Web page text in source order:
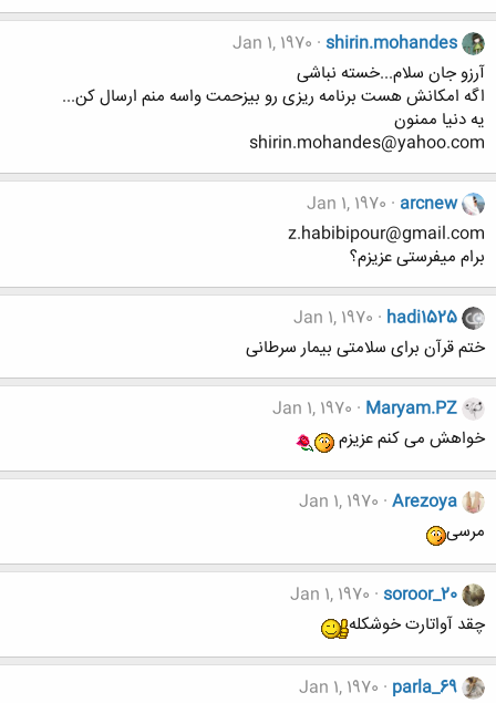
shirin.mohandes
Jan 1, 1970
آرزو جان سلام...خسته نباشی
اگه امکانش هست برنامه ریزی رو بیزحمت واسه منم ارسال کن...
یه دنیا ممنون
shirin.mohandes@yahoo.com
arcnew
Jan 1, 1970
z.habibipour@gmail.com
برام میفرستی عزیزم؟
hadi1525
Jan 1, 1970
ختم قرآن برای سلامتی بیمار سرطانی
Maryam.PZ
Jan 1, 1970
خواهش می کنم عزیزم
Arezoya
Jan 1, 1970
مرسی
soroor_20
Jan 1, 1970
چقد آواتارت خوشکله
parla_69
Jan 1, 1970